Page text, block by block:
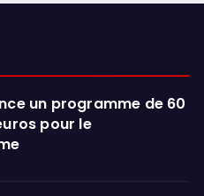
dans
un programme de 60
pour le